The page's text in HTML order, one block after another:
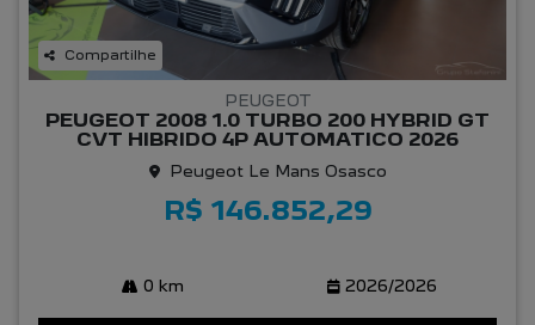
Compartilhe
PEUGEOT
PEUGEOT 2008 1.0 TURBO 200 HYBRID GT
CVT HIBRIDO 4P AUTOMATICO 2026
Peugeot Le Mans Osasco
R$ 146.852,29
0 km 2026/2026